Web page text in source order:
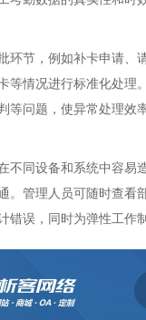
环节，例如补卡申请
等情况进行标准化处
等问题，使异常处理效
不同设备和系统中容
。管理人员可随时查
错误，同时为弹性工作